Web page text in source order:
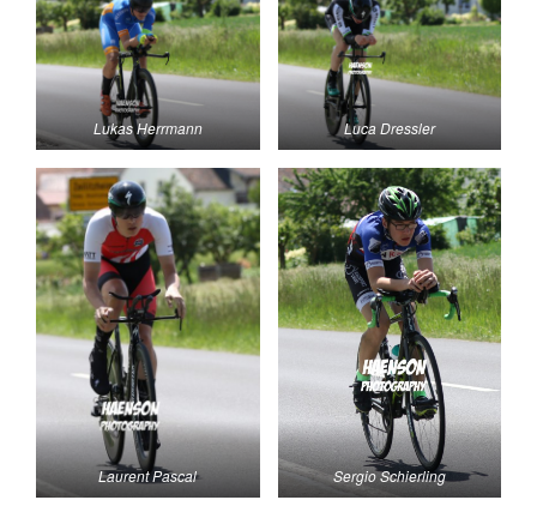
Lukas Herrmann Luca Dressler
Laurent Pascal Sergio Schierling